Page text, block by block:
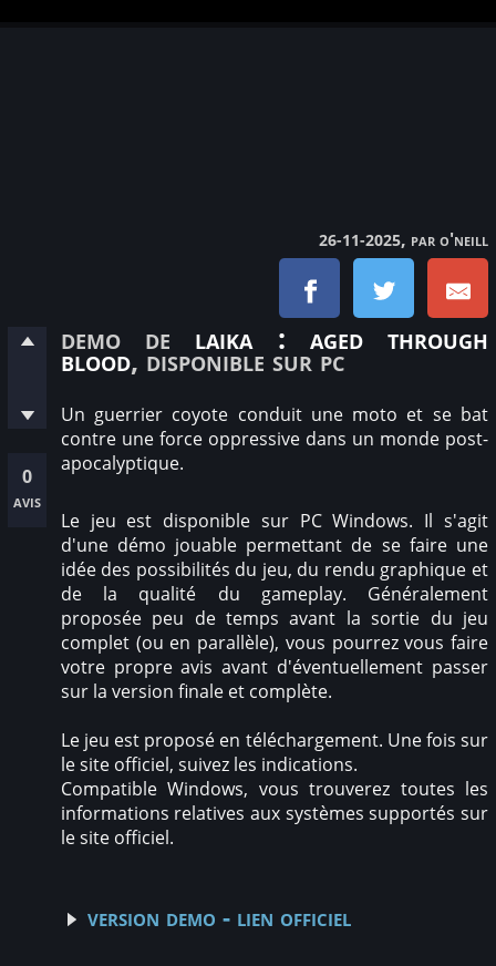
26-11-2025, par o'neill
0
avis
demo de laika : aged through
blood, disponible sur pc
Un guerrier coyote conduit une moto et se bat
contre une force oppressive dans un monde post-
apocalyptique.
Le jeu est disponible sur PC Windows. Il s'agit
d'une démo jouable permettant de se faire une
idée des possibilités du jeu, du rendu graphique et
de la qualité du gameplay. Généralement
proposée peu de temps avant la sortie du jeu
complet (ou en parallèle), vous pourrez vous faire
votre propre avis avant d'éventuellement passer
sur la version finale et complète.
Le jeu est proposé en téléchargement. Une fois sur
le site officiel, suivez les indications.
Compatible Windows, vous trouverez toutes les
informations relatives aux systèmes supportés sur
le site officiel.
version demo - lien officiel